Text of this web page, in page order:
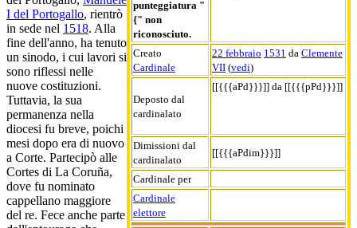
punteggiatura "
{" non
riconosciuto.
Creato
Cardinale
22 febbraio 1531 da Clemente
VII (vedi)
Deposto dal
cardinalato
[[{{{aPd}}}]] da [[{{{pPd}}}]]
Dimissioni dal
cardinalato
[[{{{aPdim}}}]]
Cardinale per
Cardinale
elettore
I del Portogallo, rientrò
in sede nel 1518. Alla
fine dell'anno, ha tenuto
un sinodo, i cui lavori si
sono riflessi nelle
nuove costituzioni.
Tuttavia, la sua
permanenza nella
diocesi fu breve, poichi
mesi dopo era di nuovo
a Corte. Partecipò alle
Cortes di La Coruña,
dove fu nominato
cappellano maggiore
del re. Fece anche parte